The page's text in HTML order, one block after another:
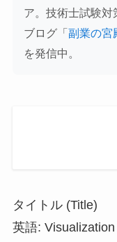
ア。技術士試験
ブログ「副業の宮
を発信中。
タイトル (Title)
英語: